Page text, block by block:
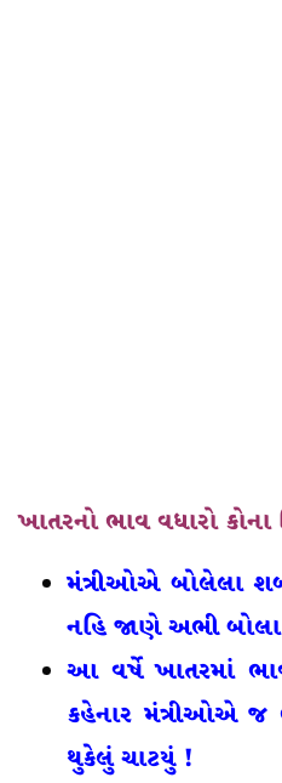
ખાતરનો ભાવ વધારો કોના
મંત્રીઓએ બોલેલા
નહિ જાણે અભી
આ વર્ષે ખાતરમાં
કહેનાર મંત્રીઓએ જ
થુકેલું ચાટયું !